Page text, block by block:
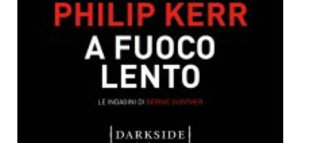
Tabù Festival 2014
A Tutto Volume
Salone di Torino